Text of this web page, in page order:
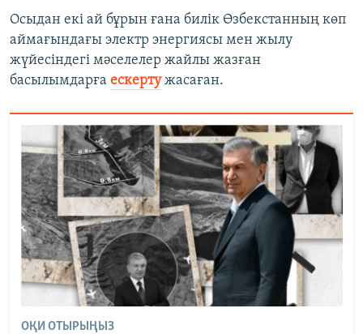
Осыдан екі ай бұрын ғана билік Өзбекстанның көп
аймағындағы электр энергиясы мен жылу
жүйесіндегі мәселелер жайлы жазған
басылымдарға ескертужасаған.
ОҚИ ОТЫРЫҢЫЗ